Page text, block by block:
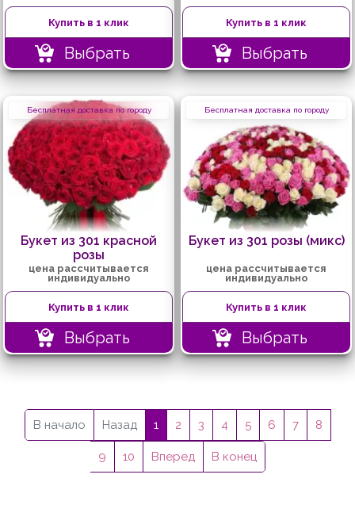
Купить в 1 клик
Выбрать
Купить в 1 клик
Выбрать
Бесплатная доставка по городу
Букет из 301 красной
розы
цена рассчитывается
индивидуально
Купить в 1 клик
Выбрать
Бесплатная доставка по городу
Букет из 301 розы (микс)
цена рассчитывается
индивидуально
Купить в 1 клик
Выбрать
В начало Назад 1 2 3 4 5 6 7 8
9 10 Вперед В конец